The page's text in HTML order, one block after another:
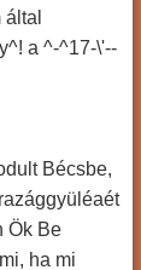
a ^-^17-\'--
Bécsbe,
Ök Be
ha mi